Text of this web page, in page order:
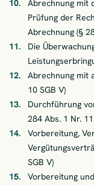
Abrechnung mit
Prüfung der
Abrechnung (§
Die
Abrechnung mit
10 SGB V)
Durchführung
284 Abs. 1 Nr.
Vorbereitung,
SGB V)
Vorbereitung